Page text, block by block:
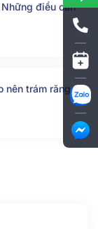
điều cần
nên trám răng